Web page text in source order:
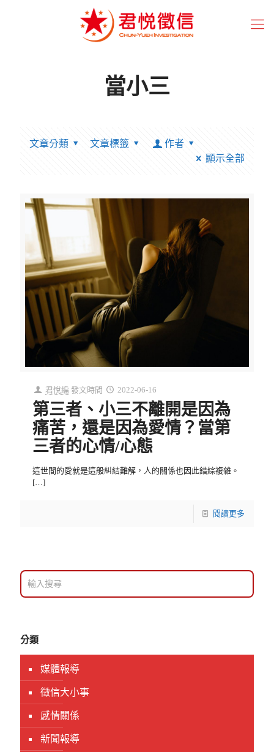
當小三
文章分類 文章標籤
作者
顯示全部
君悅編 發文時間 2022-06-16
第三者、小三不離開是因為
痛苦，還是因為愛情？當第
三者的心情/心態
這世間的愛就是這般糾結難解，人的關係也因此錯綜複雜。
[…]
閱讀更多
分類
媒體報導
徵信大小事
感情關係
新聞報導